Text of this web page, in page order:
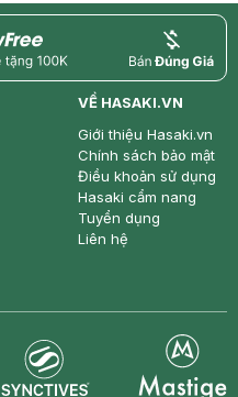
price
VỀ HASAKI.VN
Giới thiệu Hasaki.vn
Chính sách bảo mật
Điều khoản sử dụng
Hasaki cẩm nang
Tuyển dụng
Liên hệ